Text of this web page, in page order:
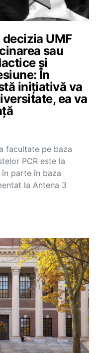
UMF
sau
și
În
inițiativă va
ea va
facultate pe baza
PCR este la
parte în baza
la Antena 3